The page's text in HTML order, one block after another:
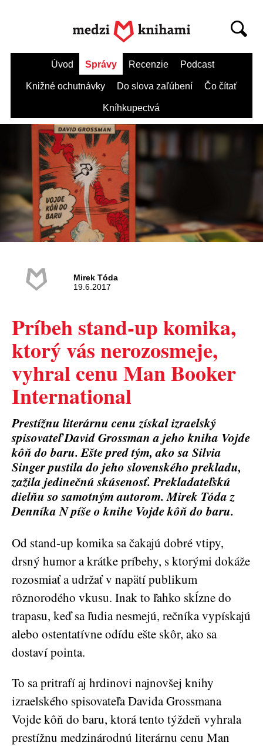
Úvod Správy Recenzie Podcast
Knižné ochutnávky Do slova zaľúbení Čo čítať
Kníhkupectvá
Mirek Tóda
19.6.2017
Príbeh stand-up komika,
ktorý vás nerozosmeje,
vyhral cenu Man Booker
International
Prestížnu literárnu cenu získal izraelský
spisovateľ David Grossman a jeho kniha Vojde
kôň do baru. Ešte pred tým, ako sa Silvia
Singer pustila do jeho slovenského prekladu,
zažila jedinečnú skúsenosť. Prekladateľskú
dielňu so samotným autorom. Mirek Tóda z
Denníka N píše o knihe Vojde kôň do baru.
Od stand-up komika sa čakajú dobré vtipy,
drsný humor a krátke príbehy, s ktorými dokáže
rozosmiať a udržať v napätí publikum
rôznorodého vkusu. Inak to ľahko skĺzne do
trapasu, keď sa ľudia nesmejú, rečníka vypískajú
alebo ostentatívne odídu ešte skôr, ako sa
dostaví pointa.
To sa pritrafí aj hrdinovi najnovšej knihy
izraelského spisovateľa Davida Grossmana
Vojde kôň do baru, ktorá tento týždeň vyhrala
prestížnu medzinárodnú literárnu cenu Man